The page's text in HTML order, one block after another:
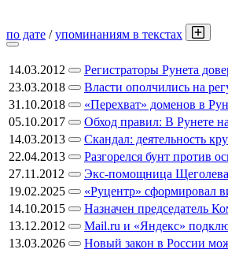
по дате /упоминаниям в текстах
14.03.2012
Регистраторы Рунета
23.03.2018
Власти ополчились на
31.10.2018
«Перехват» доменов в
05.10.2017
Обход правил: В Рунете
14.03.2013
Скандал: деятельность
22.04.2013
Разгорелся бунт против
27.11.2012
Экс-помощница Щеголева
19.02.2025
«Руцентр» сформировал
14.10.2015
Назначен председатель
13.12.2012
Mail.ru и «Яндекс»
13.03.2026
Новый закон в России